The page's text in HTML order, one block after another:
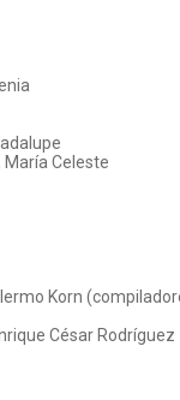
María Celeste
Korn
César Rodríguez